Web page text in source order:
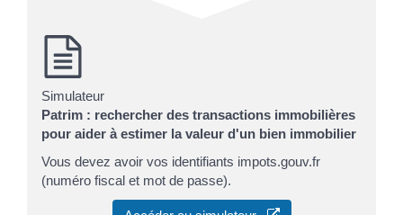
Simulateur
Patrim : rechercher des transactions immobilières
pour aider à estimer la valeur d'un bien immobilier
Vous devez avoir vos identifiants impots.gouv.fr
(numéro fiscal et mot de passe).